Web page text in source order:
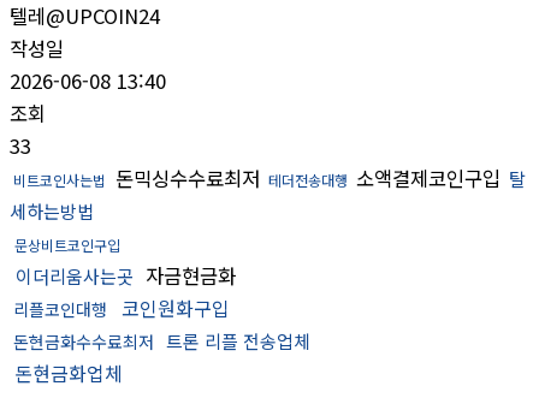
텔레@UPCOIN24
작성일
2026-06-08 13:40
조회
33
비트코인사는법 돈믹싱수수료최저 테더전송대행 소액결제코인구입 탈
세하는방법
문상비트코인구입
이더리움사는곳 자금현금화
리플코인대행 코인원화구입
돈현금화수수료최저 트론 리플 전송업체
돈현금화업체